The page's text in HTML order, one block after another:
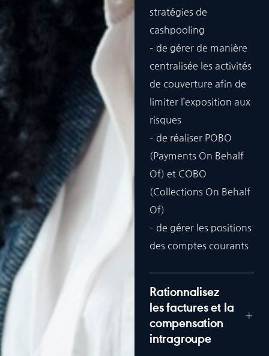
stratégies de
cashpooling
– de gérer de manière
centralisée les activités
de couverture afin de
limiter l’exposition aux
risques
– de réaliser POBO
(Payments On Behalf
Of) et COBO
(Collections On Behalf
Of)
– de gérer les positions
des comptes courants
Rationnalisez
les factures et la
compensation
intragroupe